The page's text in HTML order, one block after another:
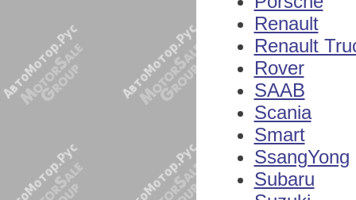
Renault
Renault
Rover
SAAB
Scania
Smart
SsangYong
Subaru